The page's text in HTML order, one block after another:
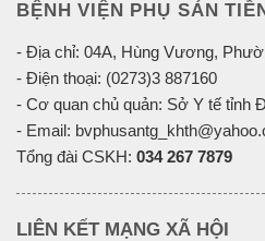
BỆNH VIỆN PHỤ SẢN
- Địa chỉ: 04A, Hùng Vương,
- Điện thoại: (0273)3 887160
- Cơ quan chủ quản: Sở Y tế tỉnh
- Email:
Tổng đài CSKH: 034 267 7879
LIÊN KẾT MẠNG XÃ HỘI